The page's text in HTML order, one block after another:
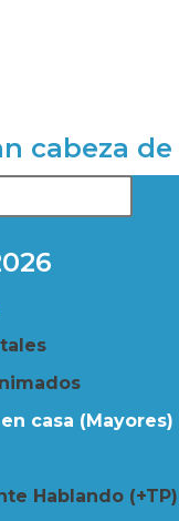
cabeza
casa (Mayores)
Hablando (+TP)